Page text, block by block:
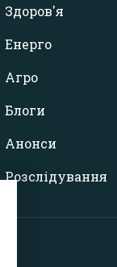
Здоров'я
Енерго
Агро
Блоги
Анонси
Розслідування